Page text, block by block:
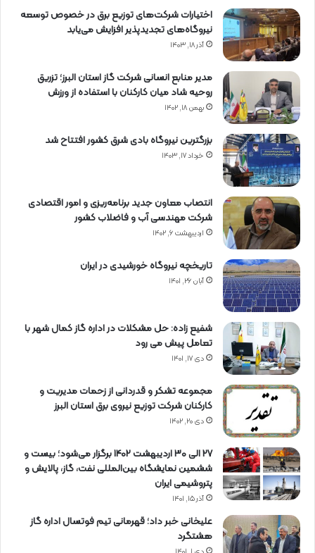
اختیارات شرکت‌های توزیع برق در خصوص توسعه
نیروگاه‌های تجدیدپذیر افزایش می‌یابد
آذر ۱۸, ۱۴۰۳
مدیر منابع انسانی شرکت گاز استان البرز؛ تزریق
روحیه شاد میان کارکنان با استفاده از ورزش
بهمن ۱۸, ۱۴۰۲
بزرگترین نیروگاه بادی شرق کشور افتتاح شد
خرداد ۱۷, ۱۴۰۳
انتصاب معاون جدید برنامه‌ریزی و امور اقتصادی
شرکت مهندسی آب و فاضلاب کشور
اردیبهشت ۶, ۱۴۰۲
تاریخچه نیروگاه خورشیدی در ایران
آبان ۲۶, ۱۴۰۱
شفیع زاده: حل مشکلات در اداره گاز کمال شهر با
تعامل پیش می رود
دی ۱۷, ۱۴۰۱
مجموعه تشکر و قدردانی از زحمات مدیریت و
کارکنان شرکت توزیع نیروی برق استان البرز
دی ۲۰, ۱۴۰۲
27 الی 30 اردیبهشت 1402 برگزار می‌شود؛ بیست و
ششمین نمایشگاه بین‌المللی نفت، گاز، پالایش و
پتروشیمی ایران
آذر ۱۵, ۱۴۰۱
علیخانی خبر داد؛ قهرمانی تیم فوتسال اداره گاز
هشتگرد